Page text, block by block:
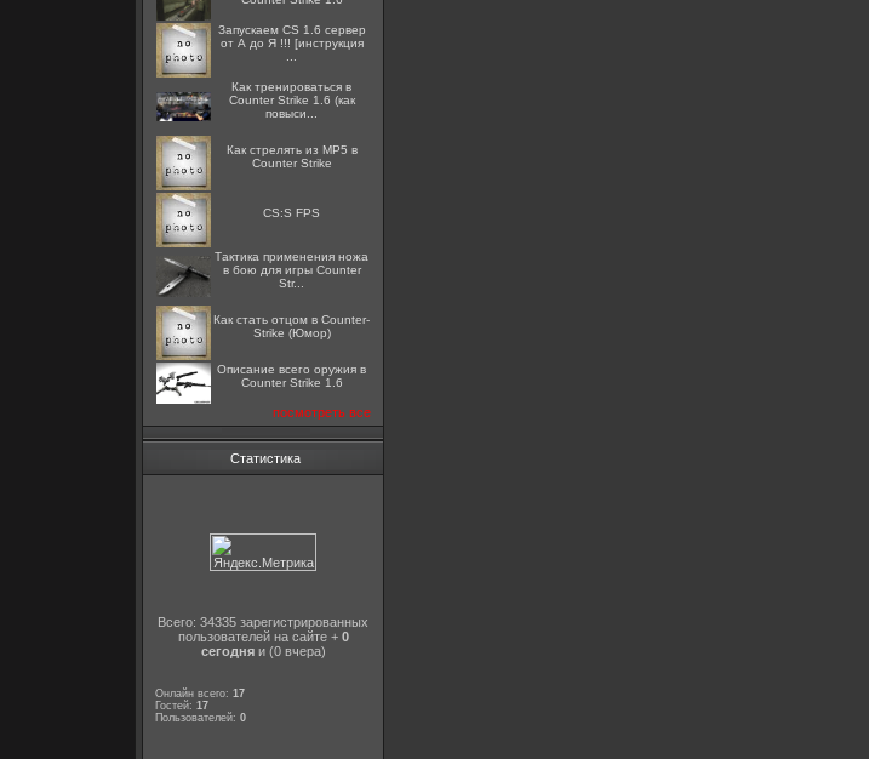
Запускаем CS 1.6 сервер
от А до Я !!! [инструкция
Как тренироваться в
Counter Strike 1.6 (как
повыси...
Как стрелять из MP5 в
Counter Strike
CS:S FPS
Тактика применения ножа
в бою для игры Counter
Str...
Как стать отцом в Counter-
Strike (Юмор)
Описание всего оружия в
Counter Strike 1.6
посмотреть все
Статистика
Всего: 34335 зарегистрированных
пользователей на сайте + 0
сегодняи (0 вчера)
Онлайн всего: 17
Гостей: 17
Пользователей: 0